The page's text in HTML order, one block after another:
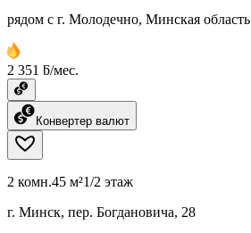
рядом с г. Молодечно, Минская область
2 351 ƃ/мес.
Конвертер валют
2 комн.45 м²1/2 этаж
г. Минск, пер. Богдановича, 28